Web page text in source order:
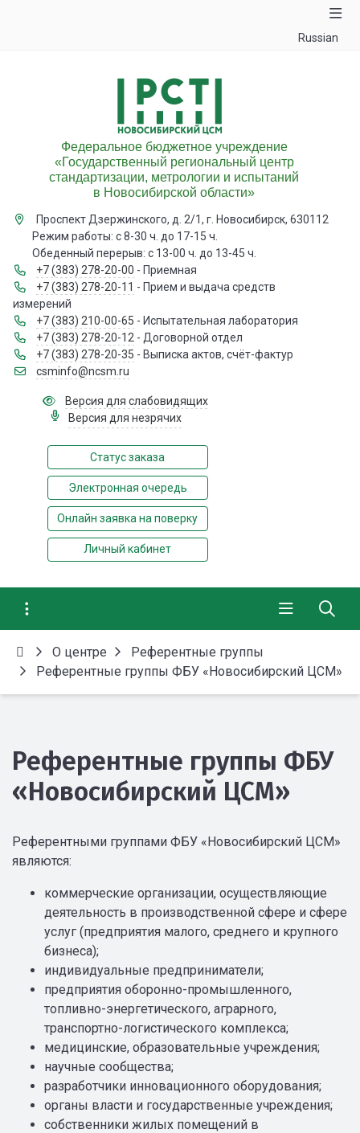
Russian
Федеральное бюджетное учреждение
«Государственный региональный центр
стандартизации, метрологии и испытаний
в Новосибирской области»
Проспект Дзержинского, д. 2/1, г. Новосибирск, 630112
Режим работы: с 8-30 ч. до 17-15 ч.
Обеденный перерыв: с 13-00 ч. до 13-45 ч.
+7 (383) 278-20-00 - Приемная
+7 (383) 278-20-11 - Прием и выдача средств
измерений
+7 (383) 210-00-65 - Испытательная лаборатория
+7 (383) 278-20-12 - Договорной отдел
+7 (383) 278-20-35 - Выписка актов, счёт-фактур
csminfo@ncsm.ru
Версия для слабовидящих
Версия для незрячих
Статус заказа
Электронная очередь
Онлайн заявка на поверку
Личный кабинет
О центре
Референтные группы
Референтные группы ФБУ «Новосибирский ЦСМ»
Референтные группы ФБУ
«Новосибирский ЦСМ»
Референтными группами ФБУ «Новосибирский ЦСМ»
являются:
коммерческие организации, осуществляющие
деятельность в производственной сфере и сфере
услуг (предприятия малого, среднего и крупного
бизнеса);
индивидуальные предприниматели;
предприятия оборонно-промышленного,
топливно-энергетического, аграрного,
транспортно-логистического комплекса;
медицинские, образовательные учреждения;
научные сообщества;
разработчики инновационного оборудования;
органы власти и государственные учреждения;
собственники жилых помещений в